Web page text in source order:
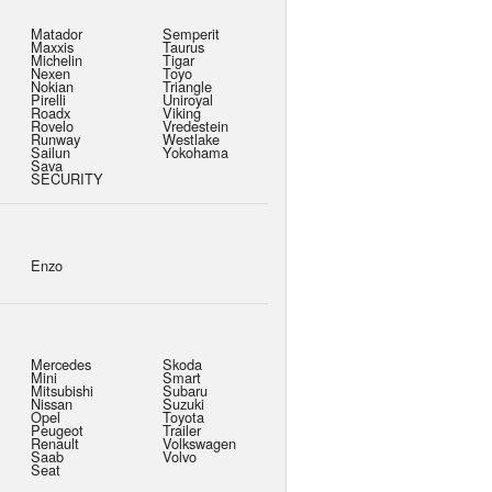
Matador
Maxxis
Michelin
Nexen
Nokian
Pirelli
Roadx
Rovelo
Runway
Sailun
Sava
SECURITY
Semperit
Taurus
Tigar
Toyo
Triangle
Uniroyal
Viking
Vredestein
Westlake
Yokohama
Enzo
Mercedes
Mini
Mitsubishi
Nissan
Opel
Peugeot
Renault
Saab
Seat
Skoda
Smart
Subaru
Suzuki
Toyota
Trailer
Volkswagen
Volvo